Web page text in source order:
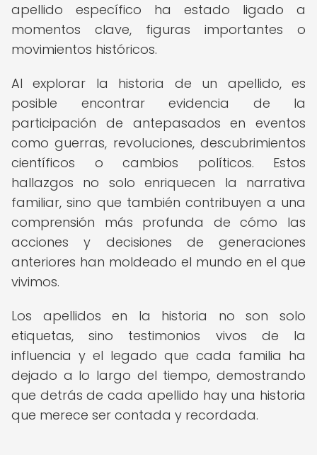
apellido específico ha estado ligado a
momentos clave, figuras importantes o
movimientos históricos.
Al explorar la historia de un apellido, es
posible encontrar evidencia de la
participación de antepasados en eventos
como guerras, revoluciones, descubrimientos
científicos o cambios políticos. Estos
hallazgos no solo enriquecen la narrativa
familiar, sino que también contribuyen a una
comprensión más profunda de cómo las
acciones y decisiones de generaciones
anteriores han moldeado el mundo en el que
vivimos.
Los apellidos en la historia no son solo
etiquetas, sino testimonios vivos de la
influencia y el legado que cada familia ha
dejado a lo largo del tiempo, demostrando
que detrás de cada apellido hay una historia
que merece ser contada y recordada.